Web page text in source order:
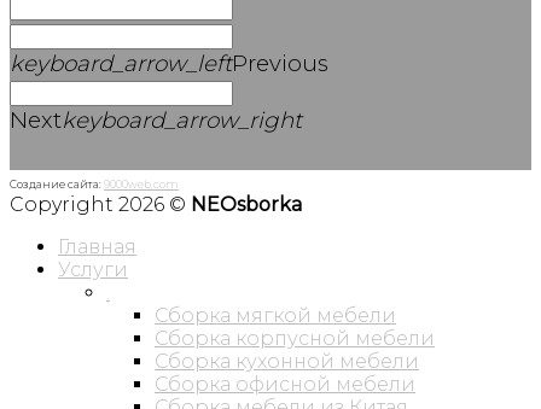
keyboard_arrow_leftPrevious
Nextkeyboard_arrow_right
Создание сайта:9000web.com
Copyright 2026 © NEOsborka
Главная
Услуги
.
Сборка мягкой мебели
Сборка корпусной мебели
Сборка кухонной мебели
Сборка офисной мебели